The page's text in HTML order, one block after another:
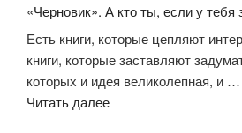
«Черновик». А кто ты, если у тебя
Есть книги, которые цепляют
книги, которые заставляют
которых и идея великолепная, и …
Читать далее««Черновик».